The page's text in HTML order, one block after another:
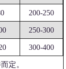
200-250
250-300
300-400
定。